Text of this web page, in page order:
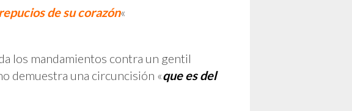
de su corazón«
los mandamientos contra un gentil
demuestra una circuncisión «que es del